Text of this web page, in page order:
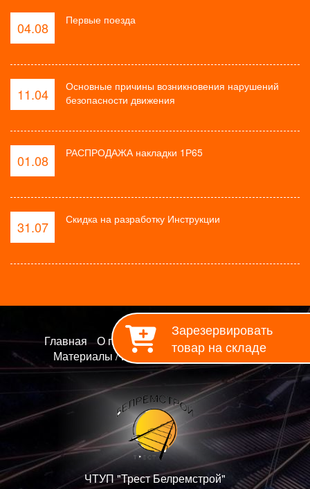
04.08 Первые поезда
11.04
Основные причины возникновения нарушений
безопасности движения
01.08 РАСПРОДАЖА накладки 1Р65
31.07 Скидка на разработку Инструкции
Главная О предприятии
Работы / Услуги
Материалы / Продукция
Контакты
ЧТУП "Трест Белремстрой"
Зарезервировать
товар на складе